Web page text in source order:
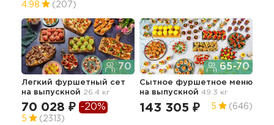
4.98 (207)
70
Легкий фуршетный сет
на выпускной 26.4 кг
70 028 ₽ -20%
5 (2313)
65-70
Сытное фуршетное меню
на выпускной 49.3 кг
143 305 ₽ 5 (646)